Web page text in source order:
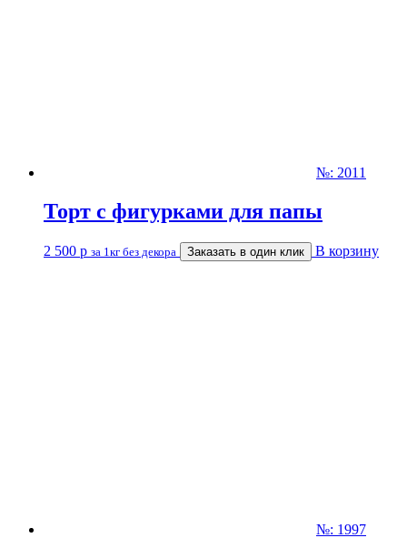
№: 2011
Торт с фигурками для папы
2 500 р за 1кг без декора Заказать в один клик В корзину
№: 1997